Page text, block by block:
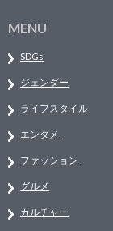
MENU
SDGs
ジェンダー
ライフスタイル
エンタメ
ファッション
グルメ
カルチャー